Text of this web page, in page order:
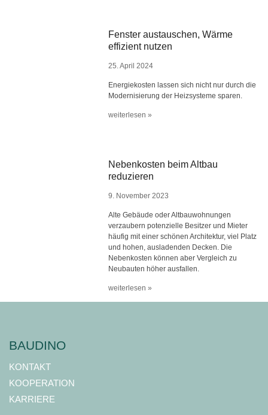
Fenster austauschen, Wärme
effizient nutzen
25. April 2024
Energiekosten lassen sich nicht nur durch die
Modernisierung der Heizsysteme sparen.
weiterlesen »
Nebenkosten beim Altbau
reduzieren
9. November 2023
Alte Gebäude oder Altbauwohnungen
verzaubern potenzielle Besitzer und Mieter
häufig mit einer schönen Architektur, viel Platz
und hohen, ausladenden Decken. Die
Nebenkosten können aber Vergleich zu
Neubauten höher ausfallen.
weiterlesen »
BAUDINO
KONTAKT
KOOPERATION
KARRIERE